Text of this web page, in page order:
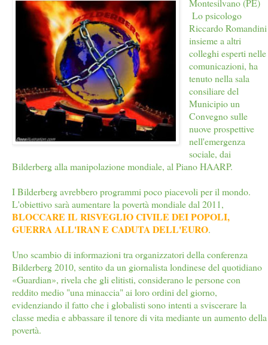
Montesilvano (PE)
Lo psicologo
Riccardo Romandini
insieme a altri
colleghi esperti nelle
comunicazioni, ha
tenuto nella sala
consiliare del
Municipio un
Convegno sulle
nuove prospettive
nell'emergenza
sociale, dai
Bilderberg alla manipolazione mondiale, al Piano HAARP.
I Bilderberg avrebbero programmi poco piacevoli per il mondo.
L'obiettivo sarà aumentare la povertà mondiale dal 2011,
BLOCCARE IL RISVEGLIO CIVILE DEI POPOLI,
GUERRA ALL'IRAN E CADUTA DELL'EURO.
Uno scambio di informazioni tra organizzatori della conferenza
Bilderberg 2010, sentito da un giornalista londinese del quotidiano
«Guardian», rivela che gli elitisti, considerano le persone con
reddito medio "una minaccia" ai loro ordini del giorno,
evidenziando il fatto che i globalisti sono intenti a sviscerare la
classe media e abbassare il tenore di vita mediante un aumento della
povertà.